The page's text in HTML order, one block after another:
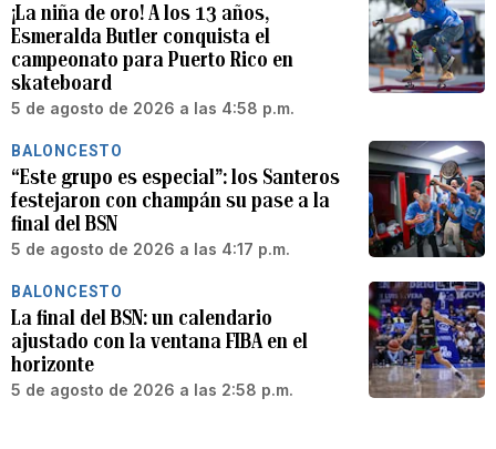
¡La niña de oro! A los 13 años,
Esmeralda Butler conquista el
campeonato para Puerto Rico en
skateboard
5 de agosto de 2026 a las 4:58 p.m.
BALONCESTO
“Este grupo es especial”: los Santeros
festejaron con champán su pase a la
final del BSN
5 de agosto de 2026 a las 4:17 p.m.
BALONCESTO
La final del BSN: un calendario
ajustado con la ventana FIBA en el
horizonte
5 de agosto de 2026 a las 2:58 p.m.